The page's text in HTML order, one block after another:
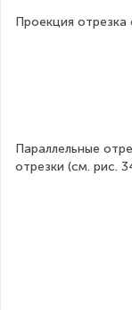
Проекция отрезка
Параллельные
отрезки (см. рис.